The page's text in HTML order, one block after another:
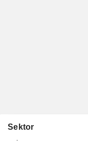
Sektor